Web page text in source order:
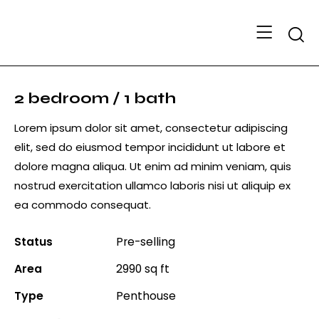
2 bedroom / 1 bath
Lorem ipsum dolor sit amet, consectetur adipiscing
elit, sed do eiusmod tempor incididunt ut labore et
dolore magna aliqua. Ut enim ad minim veniam, quis
nostrud exercitation ullamco laboris nisi ut aliquip ex
ea commodo consequat.
Status
Pre-selling
Area
2990 sq ft
Type
Penthouse